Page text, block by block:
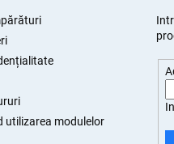
utilizarea modulelor